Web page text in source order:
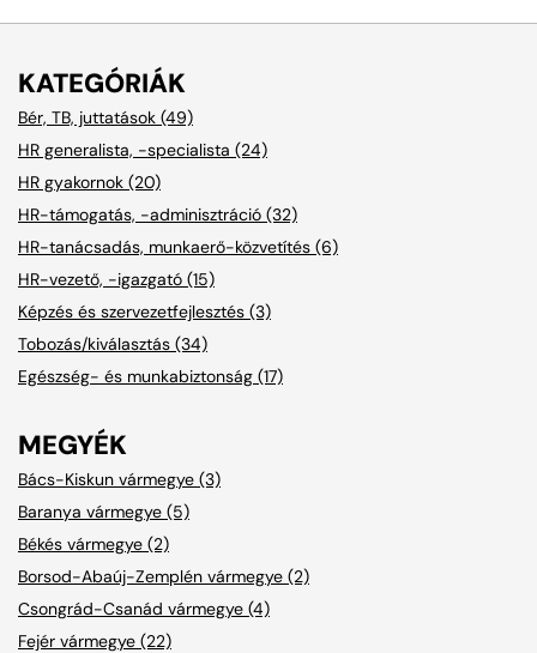
KATEGÓRIÁK
Bér, TB, juttatások (49)
HR generalista, -specialista (24)
HR gyakornok (20)
HR-támogatás, -adminisztráció (32)
HR-tanácsadás, munkaerő-közvetítés (6)
HR-vezető, -igazgató (15)
Képzés és szervezetfejlesztés (3)
Tobozás/kiválasztás (34)
Egészség- és munkabiztonság (17)
MEGYÉK
Bács-Kiskun vármegye (3)
Baranya vármegye (5)
Békés vármegye (2)
Borsod-Abaúj-Zemplén vármegye (2)
Csongrád-Csanád vármegye (4)
Fejér vármegye (22)